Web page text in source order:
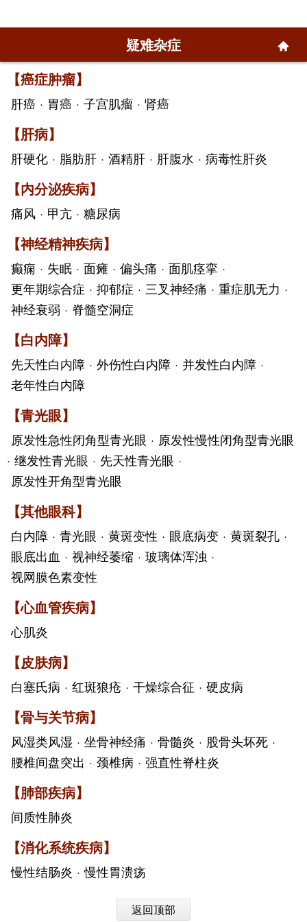
疑难杂症
【癌症肿瘤】
肝癌 · 胃癌 · 子宫肌瘤 · 肾癌
【肝病】
肝硬化 · 脂肪肝 · 酒精肝 · 肝腹水 · 病毒性肝炎
【内分泌疾病】
痛风 · 甲亢 · 糖尿病
【神经精神疾病】
癫痫 · 失眠 · 面瘫 · 偏头痛 · 面肌痉挛 ·
更年期综合症 · 抑郁症 · 三叉神经痛 · 重症肌无力 ·
神经衰弱 · 脊髓空洞症
【白内障】
先天性白内障 · 外伤性白内障 · 并发性白内障 ·
老年性白内障
【青光眼】
原发性急性闭角型青光眼 · 原发性慢性闭角型青光眼
· 继发性青光眼 · 先天性青光眼 ·
原发性开角型青光眼
【其他眼科】
白内障 · 青光眼 · 黄斑变性 · 眼底病变 · 黄斑裂孔 ·
眼底出血 · 视神经萎缩 · 玻璃体浑浊 ·
视网膜色素变性
【心血管疾病】
心肌炎
【皮肤病】
白塞氏病 · 红斑狼疮 · 干燥综合征 · 硬皮病
【骨与关节病】
风湿类风湿 · 坐骨神经痛 · 骨髓炎 · 股骨头坏死 ·
腰椎间盘突出 · 颈椎病 · 强直性脊柱炎
【肺部疾病】
间质性肺炎
【消化系统疾病】
慢性结肠炎 · 慢性胃溃疡
返回顶部